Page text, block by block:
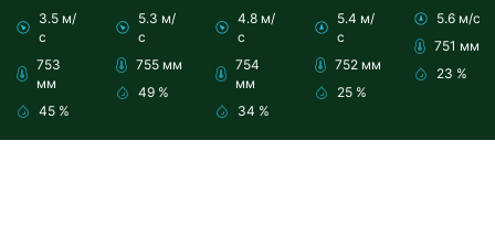
3.5 м/
с
753
мм
45 %
5.3 м/
с
755 мм
49 %
4.8 м/
с
754
мм
34 %
5.4 м/
с
752 мм
25 %
5.6 м/с
751 мм
23 %